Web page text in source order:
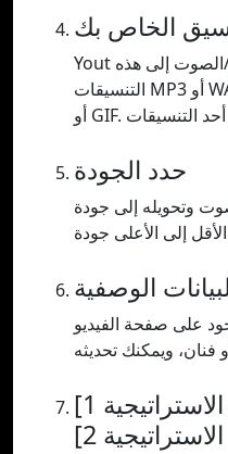
الخاص بك
Yout يتيح لك تحويل تنسيق الفيديو/الصوت إلى هذه
التنسيقات MP3 أو WAV (الصوت)، أو MP4 (الفيديو)
حدد الجودة
وتحويله إلى جودة
الوصفية
على صفحة الفيديو
[الخطة الاستراتيجية 1] إلى [الخطة
الاستراتيجية 2]